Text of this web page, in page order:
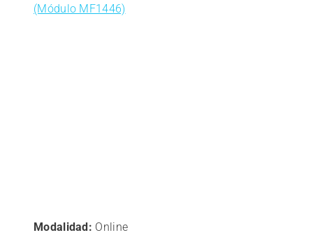
(Módulo MF1446)
Modalidad: Online